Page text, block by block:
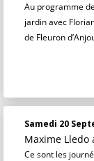
Au programme
jardin avec
de Fleuron
Samedi 20
Maxime Lledo
Ce sont les